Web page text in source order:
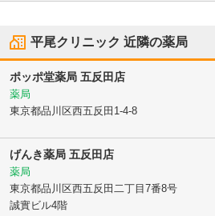
平尾クリニック 近隣の薬局
ポッポ堂薬局 五反田店
薬局
東京都品川区西五反田1-4-8
げんき薬局 五反田店
薬局
東京都品川区西五反田二丁目7番8号
誠實ビル4階